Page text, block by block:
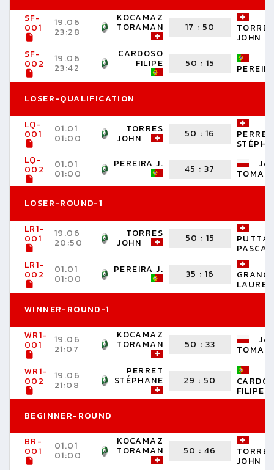
SF-
001 19.06
23:28
KOCAMAZ
TORAMAN 17 : 50 TORRES
JOHN
SF-
002 19.06
23:42
CARDOSO
FILIPE 50 : 15
LOSER-QUALIFICATION
LQ-
001 01.01
01:00
TORRES
JOHN 50 :16 PERRET
LQ-
002 01.01
01:00
PEREIRA J. 45 :37
LOSER-ROUND-1
LR1-
001 19.06
20:50
TORRES
JOHN 50 : 15
PASCAL
LR1-
002 01.01
01:00
PEREIRA J. 35 : 16
WINNER-ROUND-1
WR1-
001 19.06
21:07
KOCAMAZ
TORAMAN 50 : 33
WR1-
002 19.06
21:08
PERRET
STÉPHANE 29 : 50
FILIPE
BEGINNER-ROUND
BR-
001 01.01
01:00
KOCAMAZ
TORAMAN 50 :46 TORRES
JOHN